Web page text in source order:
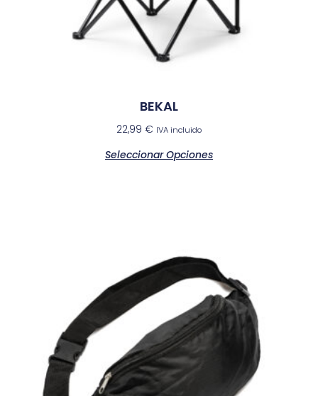
BEKAL
22,99 € IVA incluido
Seleccionar Opciones